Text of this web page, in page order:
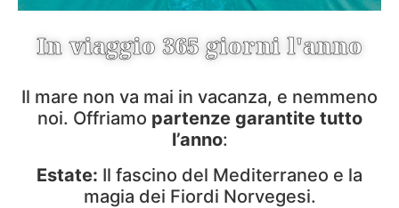
In viaggio 365 giorni l'anno
Il mare non va mai in vacanza, e nemmeno
noi. Offriamo partenze garantite tutto
l’anno:
Estate: Il fascino del Mediterraneo e la
magia dei Fiordi Norvegesi.